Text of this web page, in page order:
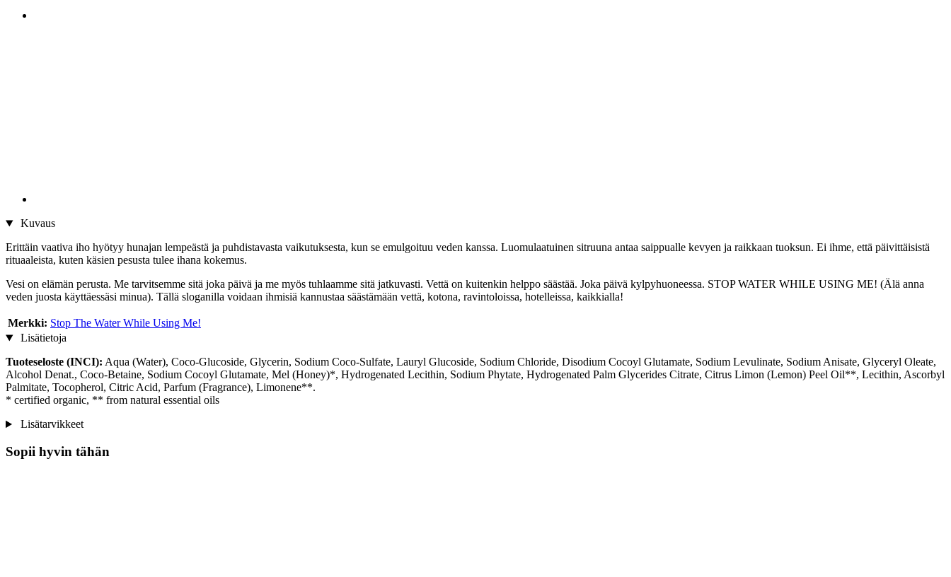
Kuvaus
Erittäin vaativa iho hyötyy hunajan lempeästä ja puhdistavasta vaikutuksesta, kun se emulgoituu veden kanssa. Luomulaatuinen sitruuna antaa saippualle kevyen ja raikkaan tuoksun. Ei ihme, että päivittäisistä
rituaaleista, kuten käsien pesusta tulee ihana kokemus.
Vesi on elämän perusta. Me tarvitsemme sitä joka päivä ja me myös tuhlaamme sitä jatkuvasti. Vettä on kuitenkin helppo säästää. Joka päivä kylpyhuoneessa. STOP WATER WHILE USING ME! (Älä anna
veden juosta käyttäessäsi minua). Tällä sloganilla voidaan ihmisiä kannustaa säästämään vettä, kotona, ravintoloissa, hotelleissa, kaikkialla!
Merkki: Stop The Water While Using Me!
Lisätietoja
Tuoteseloste (INCI): Aqua (Water), Coco-Glucoside, Glycerin, Sodium Coco-Sulfate, Lauryl Glucoside, Sodium Chloride, Disodium Cocoyl Glutamate, Sodium Levulinate, Sodium Anisate, Glyceryl Oleate,
Alcohol Denat., Coco-Betaine, Sodium Cocoyl Glutamate, Mel (Honey)*, Hydrogenated Lecithin, Sodium Phytate, Hydrogenated Palm Glycerides Citrate, Citrus Limon (Lemon) Peel Oil**, Lecithin, Ascorbyl
Palmitate, Tocopherol, Citric Acid, Parfum (Fragrance), Limonene**.
* certified organic, ** from natural essential oils
Lisätarvikkeet
Sopii hyvin tähän